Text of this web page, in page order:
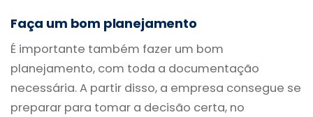
Faça um bom planejamento
É importante também fazer um bom
planejamento, com toda a documentação
necessária. A partir disso, a empresa consegue se
preparar para tomar a decisão certa, no